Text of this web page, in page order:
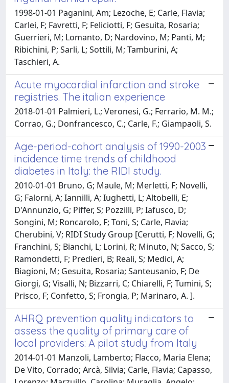
1998-01-01 Paganini, Am; Lezoche, E; Carle, Flavia;
Carlei, F; Favretti, F; Feliciotti, F; Gesuita, Rosaria;
Guerrieri, M; Lomanto, D; Nardovino, M; Panti, M;
Ribichini, P; Sarli, L; Sottili, M; Tamburini, A;
Taschieri, A.
Acute myocardial infarction and stroke
registries. The italian experience
2018-01-01 Palmieri, L.; Veronesi, G.; Ferrario, M. M.;
Corrao, G.; Donfrancesco, C.; Carle, F.; Giampaoli, S.
Age-period-cohort analysis of 1990-2003
incidence time trends of childhood
diabetes in Italy: the RIDI study.
2010-01-01 Bruno, G; Maule, M; Merletti, F; Novelli,
G; Falorni, A; Iannilli, A; Iughetti, L; Altobelli, E;
D'Annunzio, G; Piffer, S; Pozzilli, P; Iafusco, D;
Songini, M; Roncarolo, F; Toni, S; Carle, Flavia;
Cherubini, V; RIDI Study Group [Cerutti, F; Novelli, G;
Franchini, S; Bianchi, L; Lorini, R; Minuto, N; Sacco, S;
Ramondetti, F; Predieri, B; Reali, S; Medici, A;
Biagioni, M; Gesuita, Rosaria; Santeusanio, F; De
Giorgi, G; Visalli, N; Bizzarri, C; Chiarelli, F; Tumini, S;
Prisco, F; Confetto, S; Frongia, P; Marinaro, A. ].
AHRQ prevention quality indicators to
assess the quality of primary care of
local providers: A pilot study from Italy
2014-01-01 Manzoli, Lamberto; Flacco, Maria Elena;
De Vito, Corrado; Arcà, Silvia; Carle, Flavia; Capasso,